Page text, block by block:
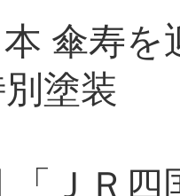
傘寿
塗装
「ＪＲ